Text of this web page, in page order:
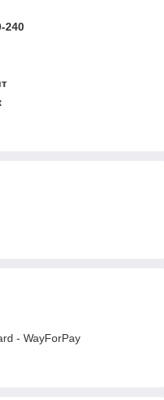
240
- WayForPay